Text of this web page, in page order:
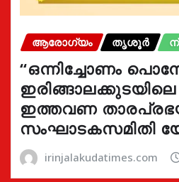
ആരോഗ്യം തൃശൂർ
“ഒന്നിച്ചോണം
ഇത്തവണ
സംഘാടകസമിതി
irinjalakudatimes.com